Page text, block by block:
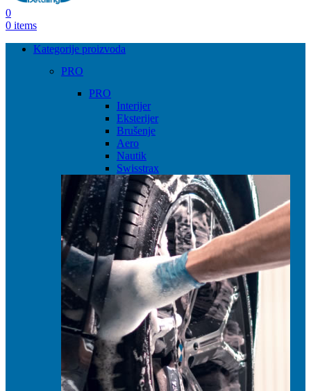
0
0 items
Kategorije proizvoda
PRO
PRO
Interijer
Eksterijer
Brušenje
Aero
Nautik
Swisstrax